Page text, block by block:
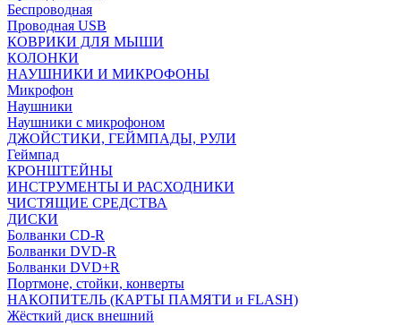
Беспроводная
Проводная USB
КОВРИКИ ДЛЯ МЫШИ
КОЛОНКИ
НАУШНИКИ И МИКРОФОНЫ
Микрофон
Наушники
Наушники с микрофоном
ДЖОЙСТИКИ, ГЕЙМПАДЫ, РУЛИ
Геймпад
КРОНШТЕЙНЫ
ИНСТРУМЕНТЫ И РАСХОДНИКИ
ЧИСТЯЩИЕ СРЕДСТВА
ДИСКИ
Болванки CD-R
Болванки DVD-R
Болванки DVD+R
Портмоне, стойки, конверты
НАКОПИТЕЛЬ (КАРТЫ ПАМЯТИ и FLASH)
Жёсткий диск внешний